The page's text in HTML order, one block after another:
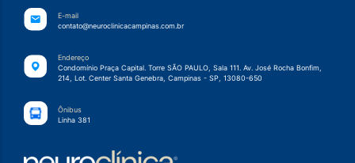
E-mail
contato@neuroclinicacampinas.com.br
Endereço
Condomínio Praça Capital. Torre SÃO PAULO, Sala 111. Av. José Rocha Bonfim,
214, Lot. Center Santa Genebra, Campinas - SP, 13080-650
Ônibus
Linha 381